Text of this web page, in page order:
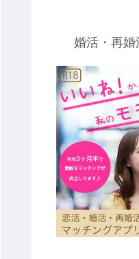
婚活・再婚